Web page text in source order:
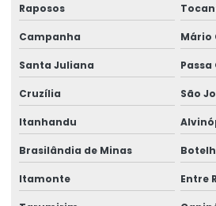
Talha Para Ambientes Com Restrição
Talhas elétricas de cabo de aço swf
Talhas elétricas de corrente swf
Topografia caminho de rolamento
Raposos
Campanha Mário
Santa Juliana
Cruzília São
Itanhandu
Brasilândia de Minas
Itamonte Entre